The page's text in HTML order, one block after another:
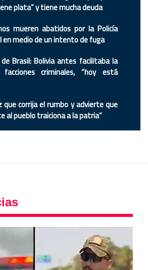
plata” y tiene mucha deuda
mueren abatidos por la Policía
en medio de un intento de fuga
Brasil: Bolivia antes facilitaba la
criminales, “hoy está
que corrija el rumbo y advierte que
al pueblo traiciona a la patria”